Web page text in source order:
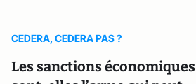
CEDERA, CEDERA PAS ?
Les sanctions économiques